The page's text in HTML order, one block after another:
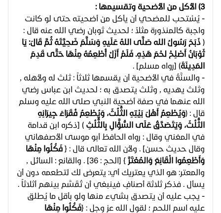
3) الأكل من الأضحية وتقسيمها :
- يُسْتحب للمضحي أن يأكل من أضحيته حتى لو كانت
واجبة كالمنذورة مثلاً ؛ لحديث ثوبان رضي الله عنه قال :
( ذَبَحَ رَسُولُ الله صَلَّى اللهُ عَلَيهِ وَسَلَّمَ ضَحِيَّتَهُ ثُمَّ قَالَ: يَا
ثَوْبَانُ أَصْلِحْ لحْمَ هَذِهِ. فَلَمْ أَزَلْ أُطْعِمُهُ مِنْهَا حَتَّى قَدِمَ
المَدِينَةَ) [رواه مسلم] .
- والسنَّةُ في الأضحية أن يقسمها ثلاثاً : ثلث له ولأهله ,
وثلث يهديه , وثلث يتصدق به ؛ لحديث ابن عباس رضي
الله عنهما في صفة أضحية النبي صلى الله عليه وسلم
قال : (وَيُطْعِمُ أَهْلَ بَيْتِهِ الثُّلُثَ، وَيُطْعِمُ فُقَرَاءَ جِيرَانِهِ
الثُّلُثَ، وَيَتَصَدَّقُ عَلَى السُّؤَّالِ بِالثُّلُثِ ) [ذكره ابن قدامة
في المغني وقال : رواه الحافظ أبو موسى الأصفهاني
وقال حديث حسن] . ولأن الله تعالى قال : ﴿ فَكُلُوا مِنْهَا
وَأَطْعِمُوا الْقَانِعَ وَالمُعْتَرَّ
﴾ [الحج : 36] . والقانع : السائل ,
والمعتر: هو الذي يعتريك أي: يتعرض لك لتطعمه دون أن
يسأل . فذكر ثلاثة أصنافٍ فينبغي أن تُقَسَّم بينهم أثلاثاً .
- يجب عليه أن يتصدق بشيء منها ولو بأقل ما يُطلق
عليه اسم اللحم ؛ لقول الله عز وجل : ﴿فَكُلُوا مِنْهَا